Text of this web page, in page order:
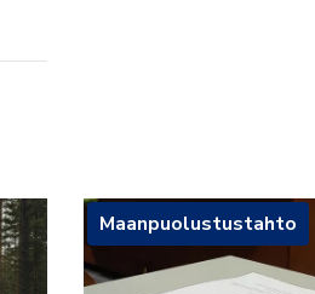
Maanpuolustustahto